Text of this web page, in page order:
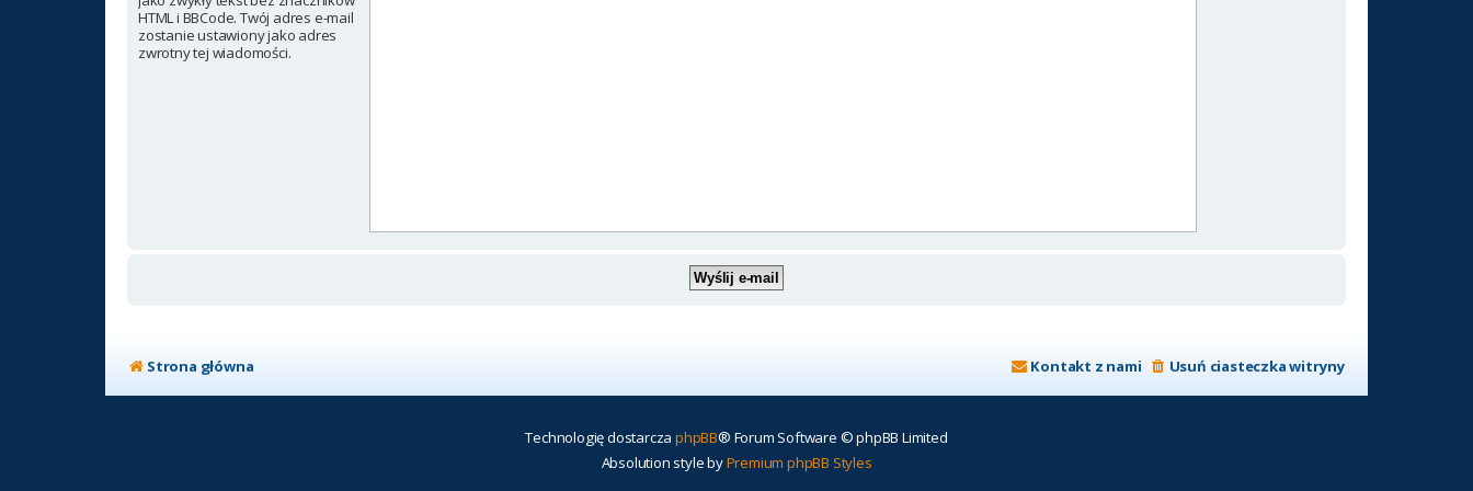
HTML i BBCode. Twój adres e-mail
zostanie ustawiony jako adres
zwrotny tej wiadomości.
Strona główna Usuń ciasteczka witryny
Kontakt z nami
Technologię dostarcza phpBB® Forum Software © phpBB Limited
Absolution style byPremium phpBB Styles